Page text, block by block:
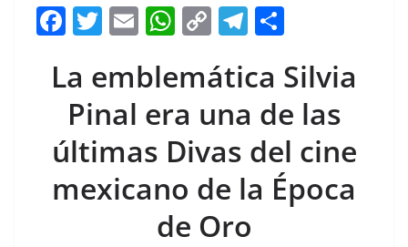
F
c
e
b
o
o
T
itt
er
E
ai
W
at
s
A
p
p
C
p
y
Li
n
k
T
e
gr
a
m
ar
e
La emblemática Silvia
Pinal era una de las
últimas Divas del cine
mexicano de la Época
de Oro